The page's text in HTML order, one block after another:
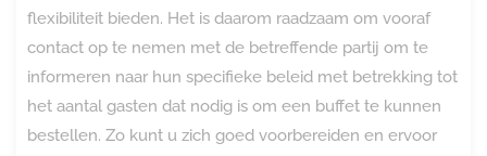
flexibiliteit bieden. Het is daarom raadzaam om vooraf
contact op te nemen met de betreffende partij om te
informeren naar hun specifieke beleid met betrekking tot
het aantal gasten dat nodig is om een buffet te kunnen
bestellen. Zo kunt u zich goed voorbereiden en ervoor